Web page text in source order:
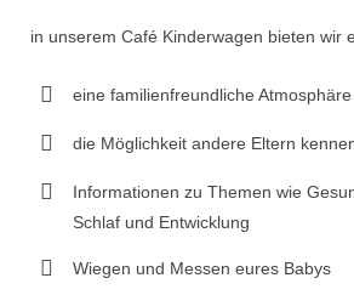
in unserem Café Kinderwagen bieten wir
eine familienfreundliche Atmosphäre
die Möglichkeit andere Eltern
Informationen zu Themen wie
Schlaf und Entwicklung
Wiegen und Messen eures Babys